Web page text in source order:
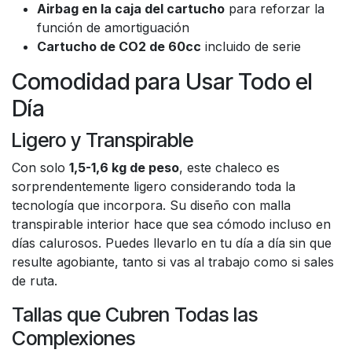
Airbag en la caja del cartucho para reforzar la
función de amortiguación
Cartucho de CO2 de 60cc incluido de serie
Comodidad para Usar Todo el
Día
Ligero y Transpirable
Con solo 1,5-1,6 kg de peso, este chaleco es
sorprendentemente ligero considerando toda la
tecnología que incorpora. Su diseño con malla
transpirable interior hace que sea cómodo incluso en
días calurosos. Puedes llevarlo en tu día a día sin que
resulte agobiante, tanto si vas al trabajo como si sales
de ruta.
Tallas que Cubren Todas las
Complexiones